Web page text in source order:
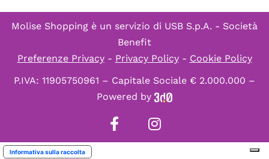
Molise Shopping è un servizio di USB S.p.A. - Società
Benefit
Preferenze Privacy- Privacy Policy- Cookie Policy
P.IVA: 11905750961 – Capitale Sociale € 2.000.000 –
Powered by
Informativa sulla raccolta